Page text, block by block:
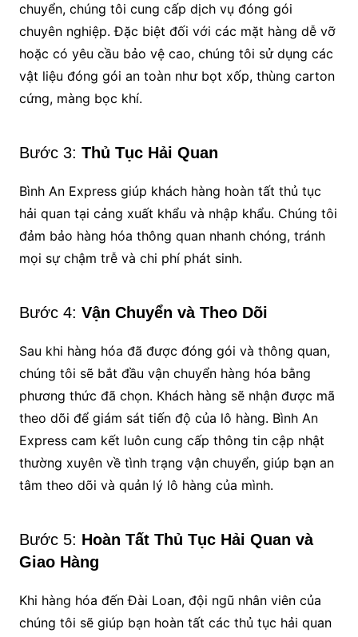
chuyển, chúng tôi cung cấp dịch vụ đóng gói
chuyên nghiệp. Đặc biệt đối với các mặt hàng dễ vỡ
hoặc có yêu cầu bảo vệ cao, chúng tôi sử dụng các
vật liệu đóng gói an toàn như bọt xốp, thùng carton
cứng, màng bọc khí.
Bước 3: Thủ Tục Hải Quan
Bình An Express giúp khách hàng hoàn tất thủ tục
hải quan tại cảng xuất khẩu và nhập khẩu. Chúng tôi
đảm bảo hàng hóa thông quan nhanh chóng, tránh
mọi sự chậm trễ và chi phí phát sinh.
Bước 4: Vận Chuyển và Theo Dõi
Sau khi hàng hóa đã được đóng gói và thông quan,
chúng tôi sẽ bắt đầu vận chuyển hàng hóa bằng
phương thức đã chọn. Khách hàng sẽ nhận được mã
theo dõi để giám sát tiến độ của lô hàng. Bình An
Express cam kết luôn cung cấp thông tin cập nhật
thường xuyên về tình trạng vận chuyển, giúp bạn an
tâm theo dõi và quản lý lô hàng của mình.
Bước 5: Hoàn Tất Thủ Tục Hải Quan và
Giao Hàng
Khi hàng hóa đến Đài Loan, đội ngũ nhân viên của
chúng tôi sẽ giúp bạn hoàn tất các thủ tục hải quan